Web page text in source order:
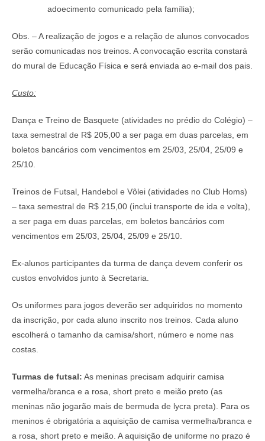
adoecimento comunicado pela família);
Obs. – A realização de jogos e a relação de alunos convocados
serão comunicadas nos treinos. A convocação escrita constará
do mural de Educação Física e será enviada ao e-mail dos pais.
Custo:
Dança e Treino de Basquete (atividades no prédio do Colégio) –
taxa semestral de R$ 205,00 a ser paga em duas parcelas, em
boletos bancários com vencimentos em 25/03, 25/04, 25/09 e
25/10.
Treinos de Futsal, Handebol e Vôlei (atividades no Club Homs)
– taxa semestral de R$ 215,00 (inclui transporte de ida e volta),
a ser paga em duas parcelas, em boletos bancários com
vencimentos em 25/03, 25/04, 25/09 e 25/10.
Ex-alunos participantes da turma de dança devem conferir os
custos envolvidos junto à Secretaria.
Os uniformes para jogos deverão ser adquiridos no momento
da inscrição, por cada aluno inscrito nos treinos. Cada aluno
escolherá o tamanho da camisa/short, número e nome nas
costas.
Turmas de futsal: As meninas precisam adquirir camisa
vermelha/branca e a rosa, short preto e meião preto (as
meninas não jogarão mais de bermuda de lycra preta). Para os
meninos é obrigatória a aquisição de camisa vermelha/branca e
a rosa, short preto e meião. A aquisição de uniforme no prazo é